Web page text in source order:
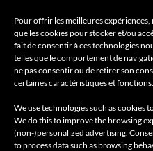
Pour offrir les meilleures
que les cookies pour stocker et/ou
fait de consentir à ces technologies
telles que le comportement de
ne pas consentir ou de retirer son
certaines caractéristiques et fonctions.
We use technologies such as cookies
We do this to improve the browsing
(non-)personalized advertising.
to process data such as browsing
magazines)
Amilcar Magazine
Coup de coeur de